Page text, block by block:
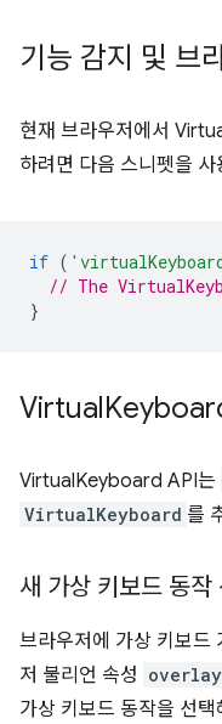
기능 감지 및 브
현재 브라우저에서
하려면 다음 스니펫을 사
if (
// The
}
Virtual
VirtualKeyboard API는
VirtualKeyboard 를
새 가상 키보드 동작
브라우저에 가상 키보드
저 불리언 속성
가상 키보드 동작을 선택